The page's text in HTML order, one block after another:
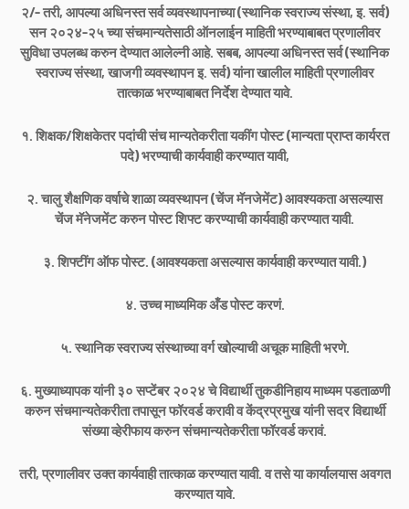
२/- तरी, आपल्या अधिनस्त सर्व व्यवस्थापनाच्या (स्थानिक स्वराज्य संस्था, इ. सर्व)
सन २०२४-२५ च्या संचमान्यतेसाठी ऑनलाईन माहिती भरण्याबाबत प्रणालीवर
सुविधा उपलब्ध करुन देण्यात आलेल्नी आहे. सबब, आपल्या अधिनस्त सर्व (स्थानिक
स्वराज्य संस्था, खाजगी व्यवस्थापन इ. सर्व) यांना खालील माहिती प्रणालीवर
तात्काळ भरण्याबाबत निर्देश देण्यात यावे.
१. शिक्षक/शिक्षकेतर पदांची संच मान्यतेकरीता यकींग पोस्ट (मान्यता प्राप्त कार्यरत
पदे) भरण्याची कार्यवाही करण्यात यावी,
२. चालु शैक्षणिक वर्षाचे शाळा व्यवस्थापन (चेंज मॅनजेमेंट) आवश्यकता असल्यास
चेंज मॅनेजमेंट करुन पोस्ट शिफ्ट करण्याची कार्यवाही करण्यात यावी.
३. शिफ्टींग ऑफ पोस्ट. (आवश्यकता असल्यास कार्यवाही करण्यात यावी.)
४. उच्च माध्यमिक अँड पोस्ट करणं.
५. स्थानिक स्वराज्य संस्थाच्या वर्ग खोल्याची अचूक माहिती भरणे.
६. मुख्याध्यापक यांनी ३० सप्टेंबर २०२४ चे विद्यार्थी तुकडीनिहाय माध्यम पडताळणी
करुन संचमान्यतेकरीता तपासून फॉरवर्ड करावी व केंद्रप्रमुख यांनी सदर विद्यार्थी
संख्या व्हेरीफाय करुन संचमान्यतेकरीता फॉरवर्ड करावं.
तरी, प्रणालीवर उक्त कार्यवाही तात्काळ करण्यात यावी. व तसे या कार्यालयास अवगत
करण्यात यावे.